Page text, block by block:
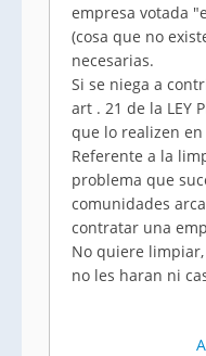
empresa votada
(cosa que no
necesarias.
Si se niega a
art . 21 de la LEY
que lo realizen
Referente a la
problema que
comunidades
contratar una
No quiere
no les haran ni